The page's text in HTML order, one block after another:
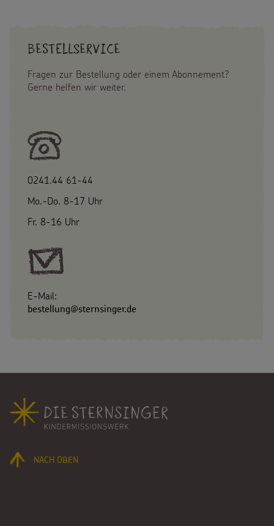
Bestellservice
Fragen zur Bestellung oder einem Abonnement?
Gerne helfen wir weiter.
0241.44 61-44
Mo.-Do. 8-17 Uhr
Fr. 8-16 Uhr
E-Mail:
bestellung@sternsinger.de
Fußbereich
NACH OBEN